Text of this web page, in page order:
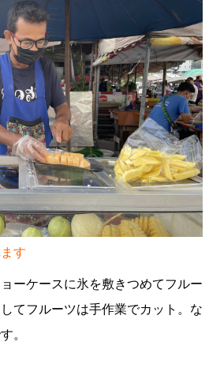
す
ーケースに氷を敷きつめてフルー
てフルーツは手作業でカット。な
。